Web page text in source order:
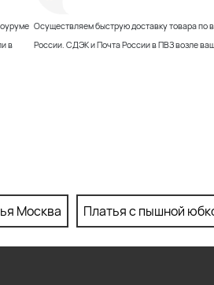
в
Осуществляем быструю доставку товара по
России. СДЭК и Почта России в ПВЗ возле
Москва Платья с пышной